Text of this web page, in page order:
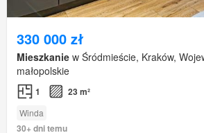
330 000 zł
Mieszkanie w Śródmieście, Kraków,
małopolskie
1 23 m²
Winda
30+ dni temu